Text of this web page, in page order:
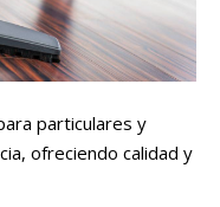
particulares y
ofreciendo calidad y